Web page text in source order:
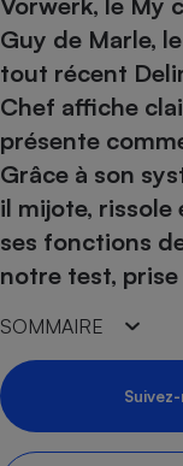
Guy de Marle,
tout récent
Chef affiche
présente
Grâce à son
il mijote, rissole
ses fonctions
notre test,
SOMMAIRE
Choisir son fioul
Choisir son
Comparateur
Energie Moins
Tous les
Toutes les